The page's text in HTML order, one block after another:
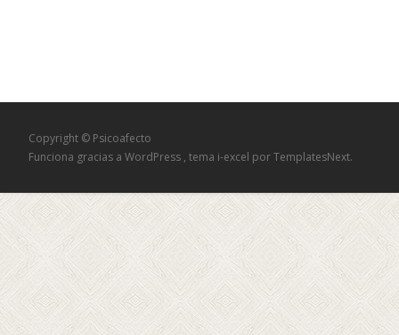
Copyright © Psicoafecto
Funciona gracias a WordPress , tema i-excel por TemplatesNext.